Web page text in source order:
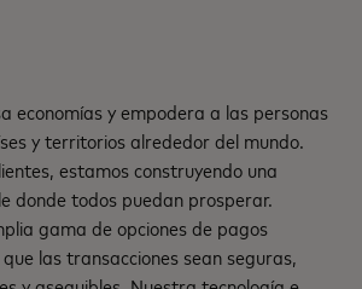
economías y empodera a las personas
y territorios alrededor del mundo.
estamos construyendo una
donde todos puedan prosperar.
gama de opciones de pagos
las transacciones sean seguras,